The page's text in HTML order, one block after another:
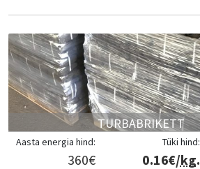
TURBABRIKETT
Tüki hind:
0.16€/kg.
Aasta energia hind:
360€